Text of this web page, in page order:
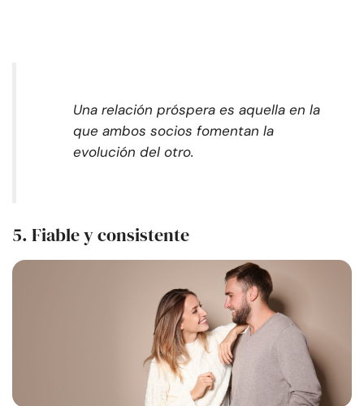
Una relación próspera es aquella en la
que ambos socios fomentan la
evolución del otro.
5. Fiable y consistente